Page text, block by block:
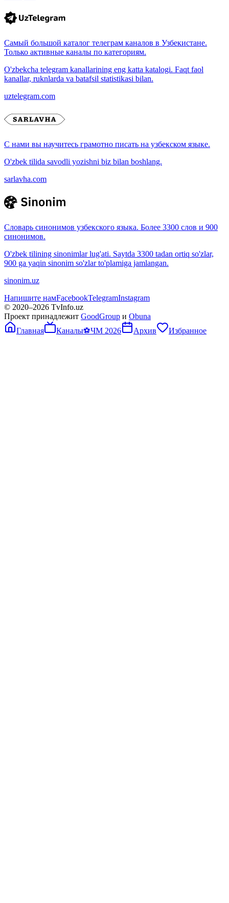
Самый большой каталог телеграм каналов в Узбекистане.
Только активные каналы по категориям.
O'zbekcha telegram kanallarining eng katta katalogi. Faqt faol
kanallar, ruknlarda va batafsil statistikasi bilan.
uztelegram.com
С нами вы научитесь грамотно писать на узбекском языке.
O'zbek tilida savodli yozishni biz bilan boshlang.
sarlavha.com
Словарь синонимов узбекского языка. Более 3300 слов и 900
синонимов.
O'zbek tilining sinonimlar lug'ati. Saytda 3300 tadan ortiq so'zlar,
900 ga yaqin sinonim so'zlar to'plamiga jamlangan.
sinonim.uz
Напишите намFacebookTelegramInstagram
© 2020–2026 TvInfo.uz
Проект принадлежит GoodGroup и Obuna
Главная
Каналы⚽ЧМ 2026 Архив Избранное